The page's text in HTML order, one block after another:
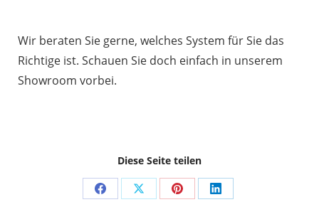
Wir beraten Sie gerne, welches System für Sie das
Richtige ist. Schauen Sie doch einfach in unserem
Showroom vorbei.
Diese Seite teilen
Share Share Share Share